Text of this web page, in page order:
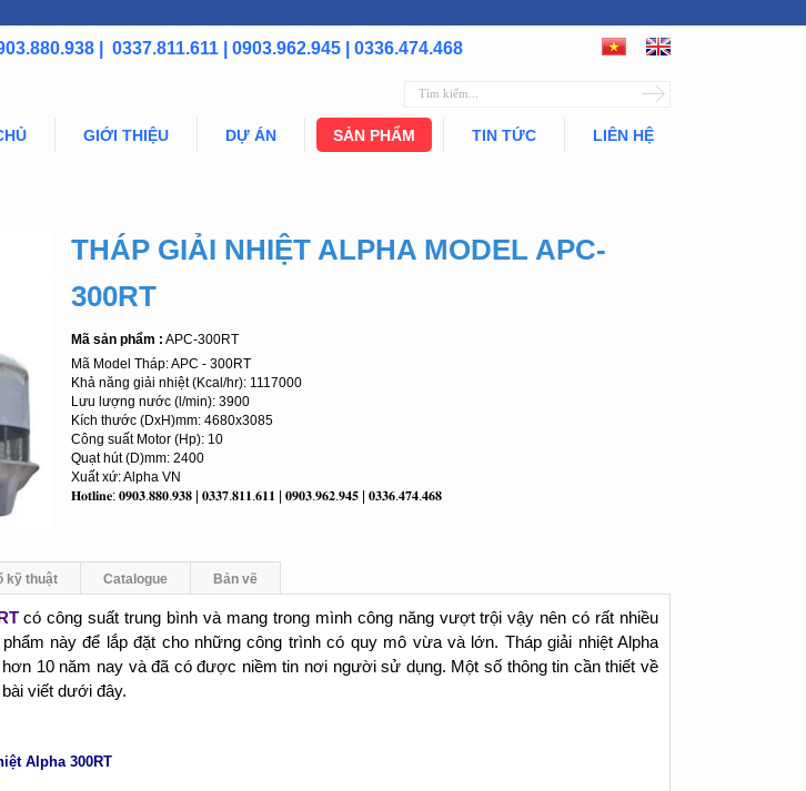
| 0337.811.611 | 0903.962.945 | 0336.474.468
GIỚI THIỆU DỰ ÁN SẢN PHẨM TIN TỨC LIÊN HỆ
THÁP GIẢI NHIỆT ALPHA MODEL APC-
300RT
Mã sản phẩm : APC-300RT
Mã Model Tháp: APC - 300RT
Khả năng giải nhiệt (Kcal/hr): 1117000
Lưu lượng nước (l/min): 3900
Kích thước (DxH)mm: 4680x3085
Công suất Motor (Hp): 10
Quạt hút (D)mm: 2400
Xuất xứ: Alpha VN
𝐇𝐨𝐭𝐥𝐢𝐧𝐞: 𝟎𝟗𝟎𝟑.𝟖𝟖𝟎.𝟗𝟑𝟖 | 𝟎𝟑𝟑𝟕.𝟖𝟏𝟏.𝟔𝟏𝟏 | 𝟎𝟗𝟎𝟑.𝟗𝟔𝟐.𝟗𝟒𝟓 | 𝟎𝟑𝟑𝟔.𝟒𝟕𝟒.𝟒𝟔𝟖
kỹ thuật Catalogue Bản vẽ
có công suất trung bình và mang trong mình công năng vượt trội vậy nên có rất nhiều
này để lắp đặt cho những công trình có quy mô vừa và lớn. Tháp giải nhiệt Alpha
10 năm nay và đã có được niềm tin nơi người sử dụng. Một số thông tin cần thiết về
viết dưới đây.
Alpha 300RT